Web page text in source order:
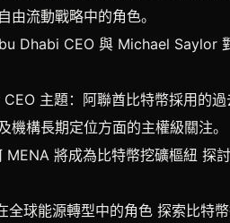
流動戰略中的角色。
CEO 與 Michael Saylor
主題：阿聯酋比特幣採用的過
構長期定位方面的主權級關注。
將成為比特幣挖礦樞紐 探
球能源轉型中的角色 探索比特